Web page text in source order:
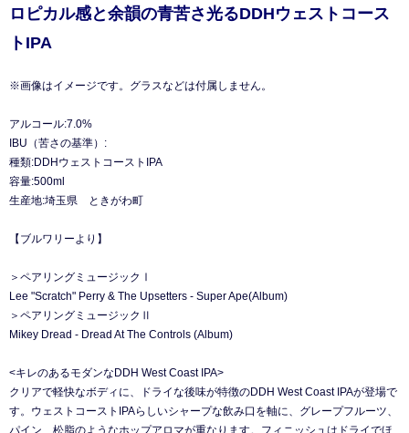
ロピカル感と余韻の青苦さ光るDDHウェストコース
トIPA
※画像はイメージです。グラスなどは付属しません。
アルコール:7.0%
IBU（苦さの基準）:
種類:DDHウェストコーストIPA
容量:500ml
生産地:埼玉県 ときがわ町
【ブルワリーより】
＞ペアリングミュージックⅠ
Lee "Scratch" Perry & The Upsetters - Super Ape(Album)
＞ペアリングミュージックⅡ
Mikey Dread - Dread At The Controls (Album)
<キレのあるモダンなDDH West Coast IPA>
クリアで軽快なボディに、ドライな後味が特徴のDDH West Coast IPAが登場で
す。ウェストコーストIPAらしいシャープな飲み口を軸に、グレープフルーツ、